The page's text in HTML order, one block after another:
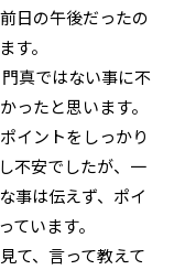
日の午後だったの
す。
真ではない事に不
ったと思います。
イントをしっかり
不安でしたが、一
事は伝えず、ポイ
ています。
て、言って教えて